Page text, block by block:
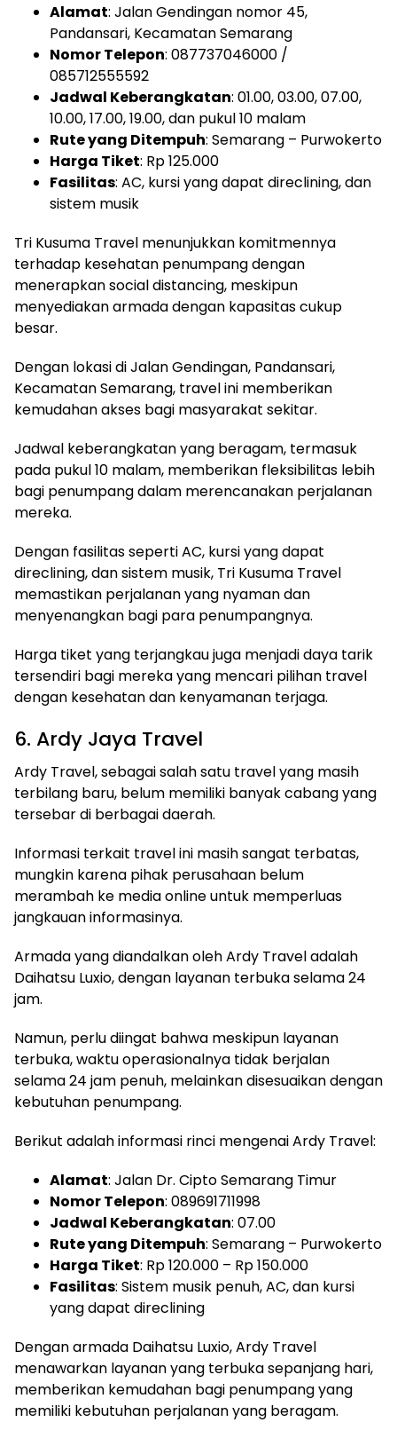
Alamat: Jalan Gendingan nomor 45,
Pandansari, Kecamatan Semarang
Nomor Telepon: 087737046000 /
085712555592
Jadwal Keberangkatan: 01.00, 03.00, 07.00,
10.00, 17.00, 19.00, dan pukul 10 malam
Rute yang Ditempuh: Semarang – Purwokerto
Harga Tiket: Rp 125.000
Fasilitas: AC, kursi yang dapat direclining, dan
sistem musik
Tri Kusuma Travel menunjukkan komitmennya
terhadap kesehatan penumpang dengan
menerapkan social distancing, meskipun
menyediakan armada dengan kapasitas cukup
besar.
Dengan lokasi di Jalan Gendingan, Pandansari,
Kecamatan Semarang, travel ini memberikan
kemudahan akses bagi masyarakat sekitar.
Jadwal keberangkatan yang beragam, termasuk
pada pukul 10 malam, memberikan fleksibilitas lebih
bagi penumpang dalam merencanakan perjalanan
mereka.
Dengan fasilitas seperti AC, kursi yang dapat
direclining, dan sistem musik, Tri Kusuma Travel
memastikan perjalanan yang nyaman dan
menyenangkan bagi para penumpangnya.
Harga tiket yang terjangkau juga menjadi daya tarik
tersendiri bagi mereka yang mencari pilihan travel
dengan kesehatan dan kenyamanan terjaga.
6. Ardy Jaya Travel
Ardy Travel, sebagai salah satu travel yang masih
terbilang baru, belum memiliki banyak cabang yang
tersebar di berbagai daerah.
Informasi terkait travel ini masih sangat terbatas,
mungkin karena pihak perusahaan belum
merambah ke media online untuk memperluas
jangkauan informasinya.
Armada yang diandalkan oleh Ardy Travel adalah
Daihatsu Luxio, dengan layanan terbuka selama 24
jam.
Namun, perlu diingat bahwa meskipun layanan
terbuka, waktu operasionalnya tidak berjalan
selama 24 jam penuh, melainkan disesuaikan dengan
kebutuhan penumpang.
Berikut adalah informasi rinci mengenai Ardy Travel:
Alamat: Jalan Dr. Cipto Semarang Timur
Nomor Telepon: 089691711998
Jadwal Keberangkatan: 07.00
Rute yang Ditempuh: Semarang – Purwokerto
Harga Tiket: Rp 120.000 – Rp 150.000
Fasilitas: Sistem musik penuh, AC, dan kursi
yang dapat direclining
Dengan armada Daihatsu Luxio, Ardy Travel
menawarkan layanan yang terbuka sepanjang hari,
memberikan kemudahan bagi penumpang yang
memiliki kebutuhan perjalanan yang beragam.